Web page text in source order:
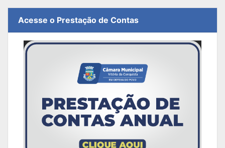
Acesse o Prestação de Contas